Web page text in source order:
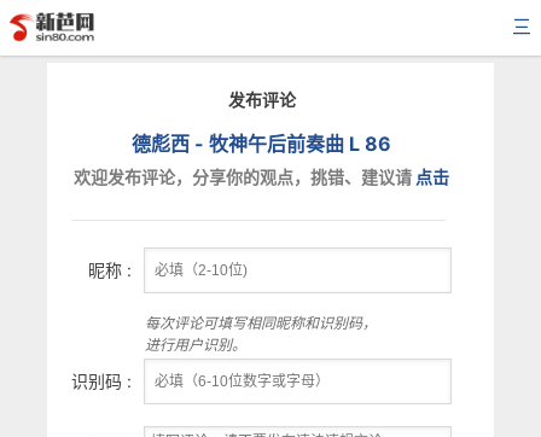
三
发布评论
德彪西 - 牧神午后前奏曲 L 86
欢迎发布评论，分享你的观点，挑错、建议请 点击
昵称 :
每次评论可填写相同昵称和识别码，
进行用户识别。
识别码 :